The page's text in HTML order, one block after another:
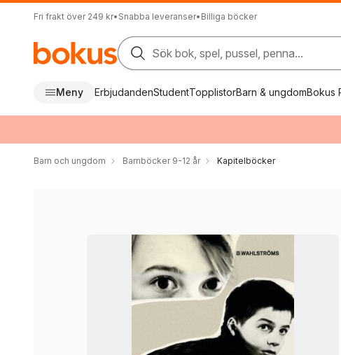
Fri frakt över 249 kr• Snabba leveranser• Billiga böcker
Sök bok, spel, pussel, penna...
Meny ErbjudandenStudentTopplistorBarn & ungdomBokus
Barn och ungdom Barnböcker 9-12 år Kapitelböcker